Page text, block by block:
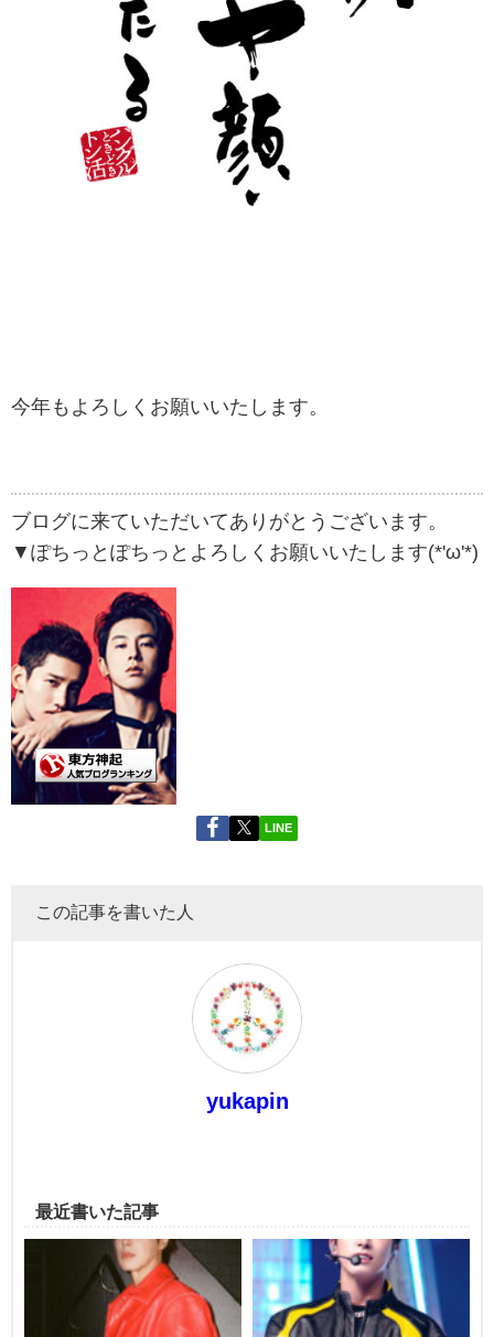
今年もよろしくお願いいたします。
ブログに来ていただいてありがとうございます。
▼ぽちっとぽちっとよろしくお願いいたします(*'ω'*)
LINE
この記事を書いた人
yukapin
最近書いた記事